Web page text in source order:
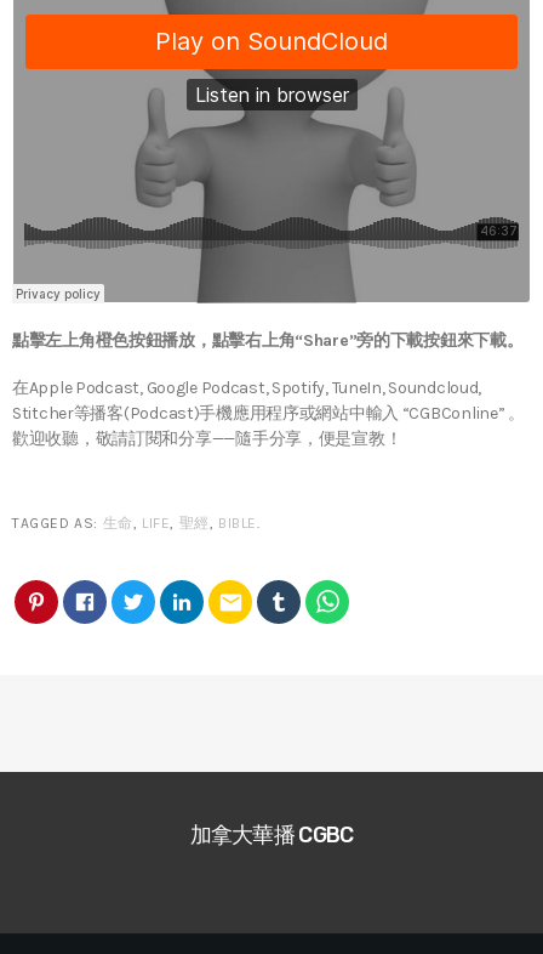
點擊左上角橙色按鈕播放，點擊右上角“Share”旁的下載按鈕來下載。
在Apple Podcast, Google Podcast, Spotify, TuneIn, Soundcloud,
Stitcher等播客(Podcast)手機應用程序或網站中輸入 “CGBConline” 。
歡迎收聽，敬請訂閱和分享——隨手分享，便是宣教！
TAGGED AS: 生命, LIFE, 聖經, BIBLE.
email
加拿大華播 CGBC